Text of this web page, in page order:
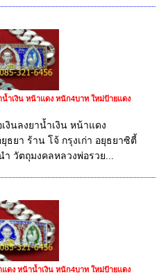
ำเงิน หน้าแดง หนัก4บาท ใหม่ป้ายแดง
งินลงยาน้ำเงิน หน้าแดง
ธยา ร้าน โจ้ กรุงเก่า อยุธยาซิตี้
วัตถุมงคลหลวงพ่อรวย...
ดง หน้าน้ำเงิน หนัก4บาท ใหม่ป้ายแดง